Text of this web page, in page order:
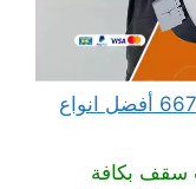
فني سماعات سقف بلوتوث 66780530 أفضل انواع
سقف بكافة